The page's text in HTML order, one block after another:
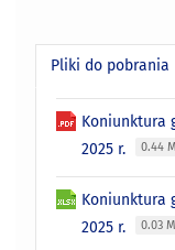
Pliki do pobrania
Koniunktura
2025 r.
0.44
Koniunktura
2025 r.
0.03